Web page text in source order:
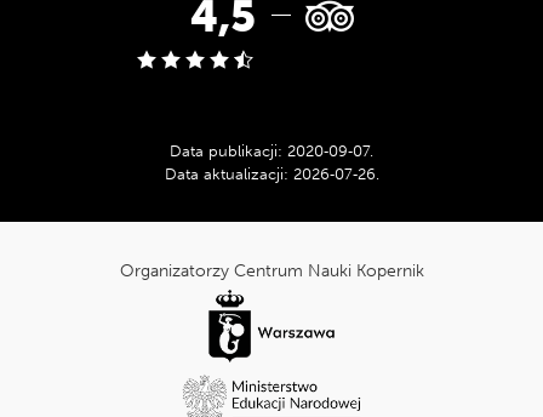
Ocena
w
serwisie
Tripadvisor:
4,5
Data publikacji: 2020‑09‑07.
Data aktualizacji: 2026‑07‑26
Organizatorzy Centrum Nauki Kopernik